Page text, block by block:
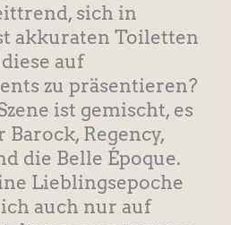
sich in
akkuraten Toiletten
auf
zu präsentieren?
ist gemischt, es
Regency,
die Belle Époque.
Lieblingsepoche
auch nur auf